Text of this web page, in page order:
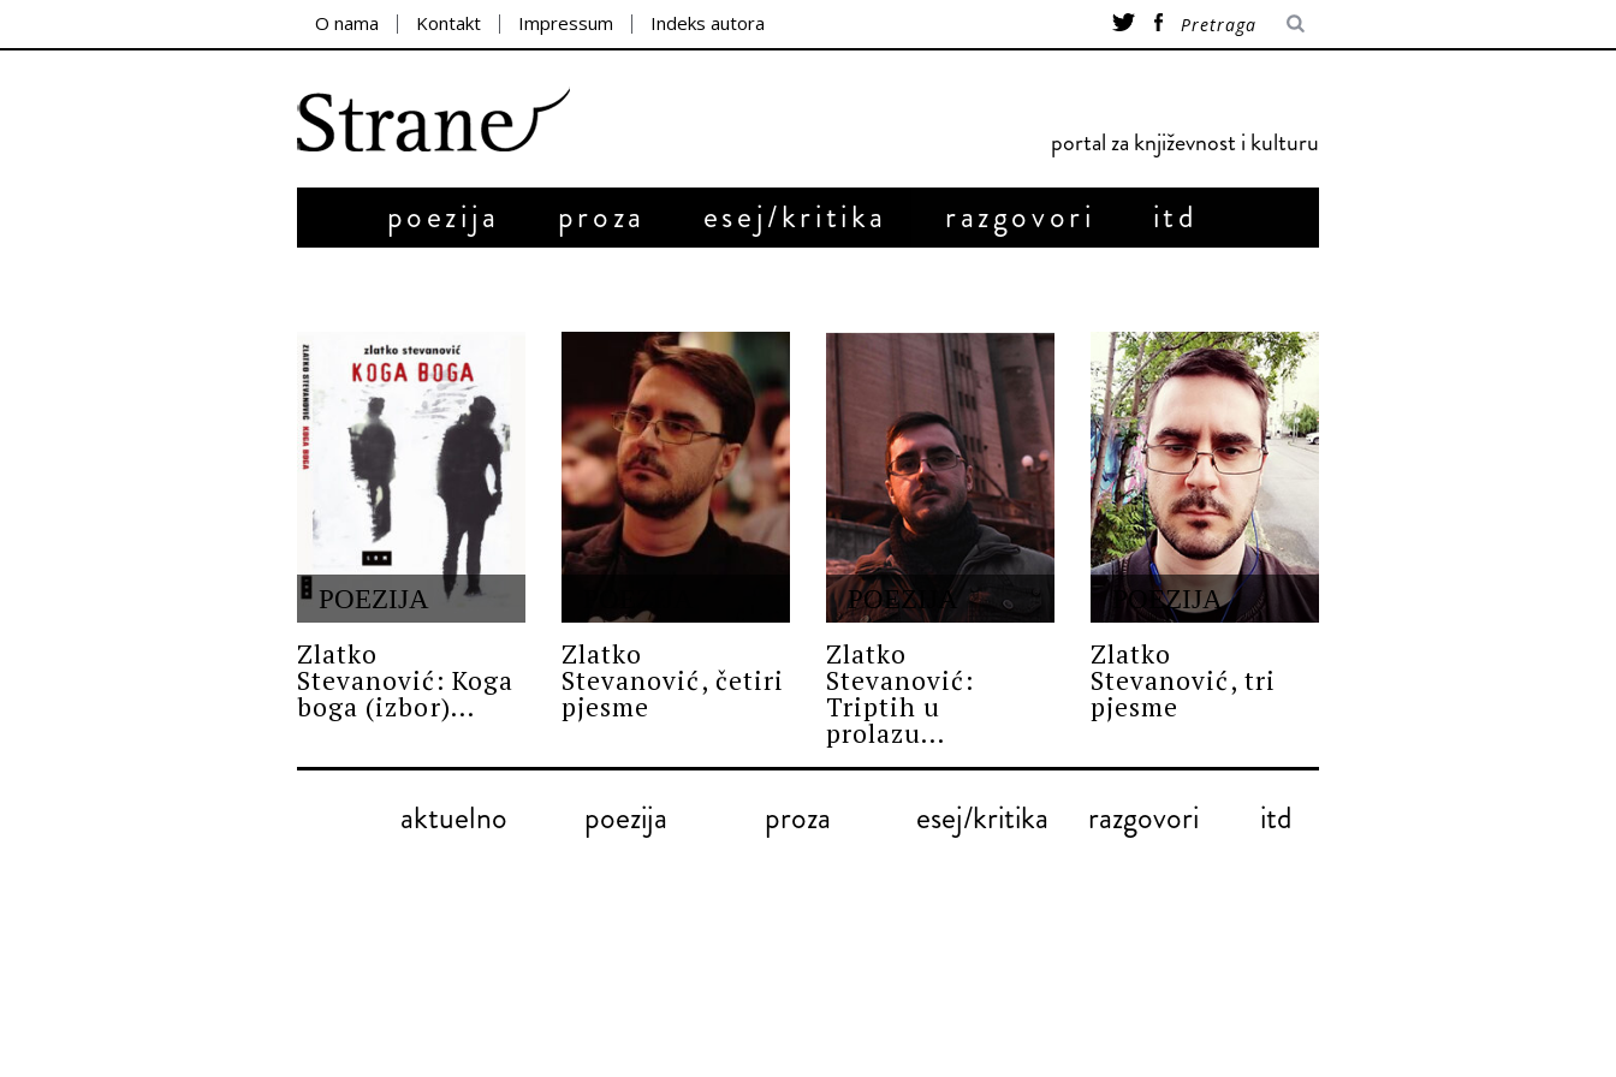
O nama Kontakt Impressum Indeks autora
portal za književnost i kulturu
poezija proza esej/kritika razgovori itd
POEZIJA
Zlatko
Stevanović: Koga
boga (izbor)...
Zlatko
Stevanović, četiri
pjesme
POEZIJA
Zlatko
Stevanović:
Triptih u
prolazu...
POEZIJA
Zlatko
Stevanović, tri
pjesme
aktuelno poezija proza esej/kritika razgovori itd